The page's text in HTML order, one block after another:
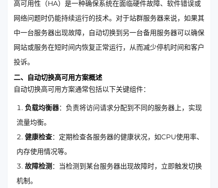
高可用性（HA）是一种确保系统在面临硬件故障、软件错误或
网络问题时仍能持续运行的技术。对于站群服务器来说，如果其
中一台服务器出现故障，自动切换到另一台备用服务器可以确保
网站或服务在短时间内恢复正常运行，从而减少停机时间和客户
投诉。
二、自动切换高可用方案概述
自动切换高可用方案通常包括以下关键组件：
负载均衡器：负责将访问请求分配到不同的服务器上，实现
流量均衡。
健康检查：定期检查各服务器的健康状况，如CPU使用率、
内存使用情况等。
故障检测 ：当检测到某台服务器出现故障时，立即触发切换
机制。